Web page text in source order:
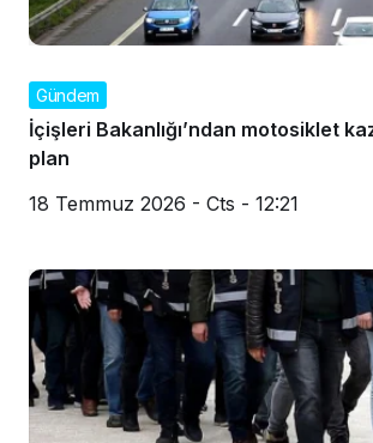
Gündem
İçişleri Bakanlığı’ndan motosiklet
plan
18 Temmuz 2026 - Cts - 12:21